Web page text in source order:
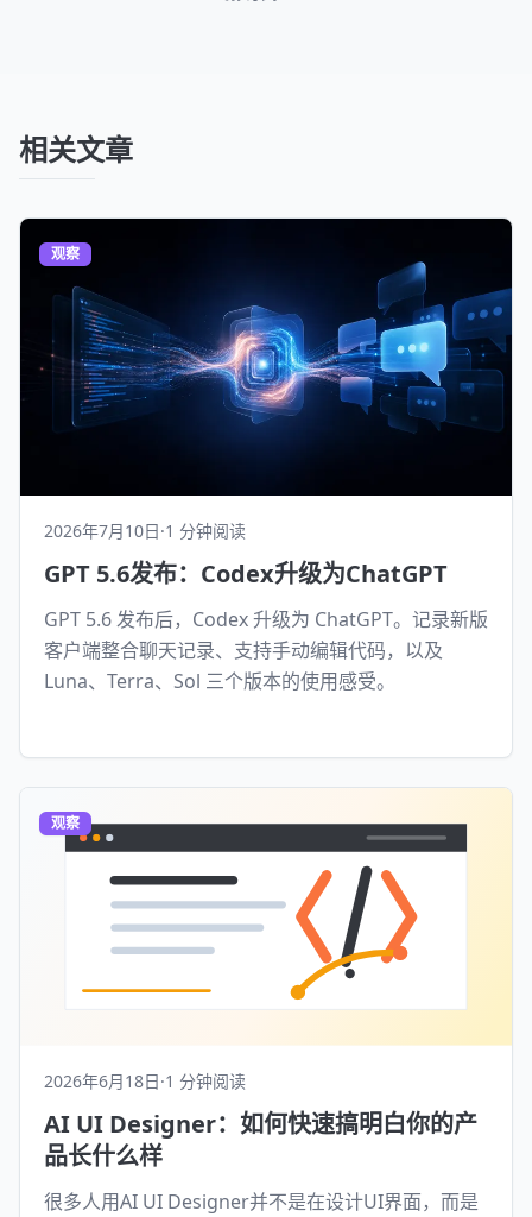
相关文章
观察
2026年7月10日·1 分钟阅读
GPT 5.6发布：Codex升级为ChatGPT
GPT 5.6 发布后，Codex 升级为 ChatGPT。记录新版
客户端整合聊天记录、支持手动编辑代码，以及
Luna、Terra、Sol 三个版本的使用感受。
观察
2026年6月18日·1 分钟阅读
AI UI Designer：如何快速搞明白你的产
品长什么样
很多人用AI UI Designer并不是在设计UI界面，而是